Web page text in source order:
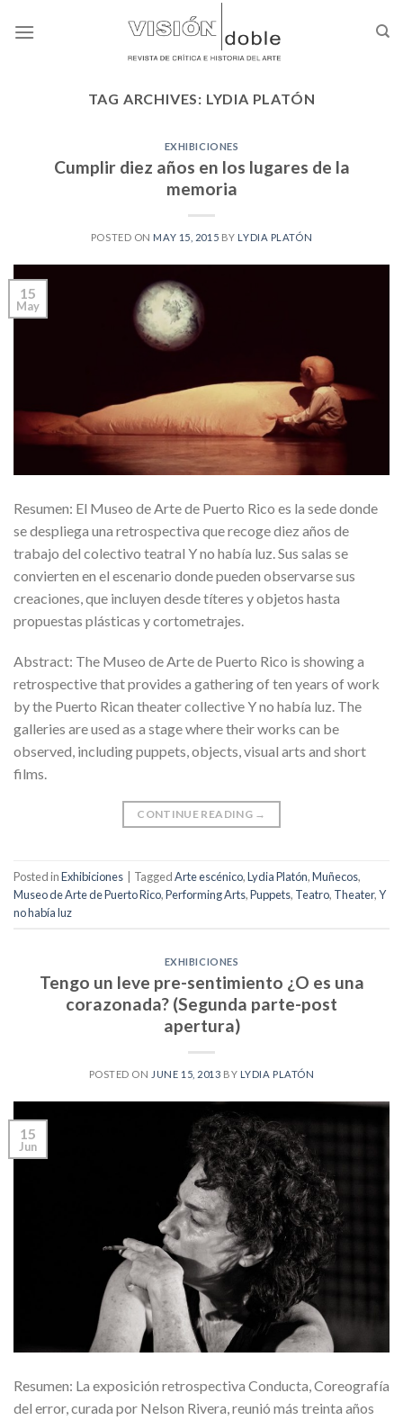
TAG ARCHIVES: LYDIA PLATÓN
EXHIBICIONES
Cumplir diez años en los lugares de la
memoria
POSTED ON MAY 15, 2015 BY LYDIA PLATÓN
15
May
Resumen: El Museo de Arte de Puerto Rico es la sede donde
se despliega una retrospectiva que recoge diez años de
trabajo del colectivo teatral Y no había luz. Sus salas se
convierten en el escenario donde pueden observarse sus
creaciones, que incluyen desde títeres y objetos hasta
propuestas plásticas y cortometrajes.
Abstract: The Museo de Arte de Puerto Rico is showing a
retrospective that provides a gathering of ten years of work
by the Puerto Rican theater collective Y no había luz. The
galleries are used as a stage where their works can be
observed, including puppets, objects, visual arts and short
films.
CONTINUE READING →
Posted inExhibiciones TaggedArte escénico,Lydia Platón,Muñecos,
Museo de Arte de Puerto Rico,Performing Arts,Puppets, Teatro, Theater,Y
no había luz
EXHIBICIONES
Tengo un leve pre-sentimiento ¿O es una
corazonada? (Segunda parte-post
apertura)
POSTED ON JUNE 15, 2013 BY LYDIA PLATÓN
15
Jun
Resumen: La exposición retrospectiva Conducta, Coreografía
del error, curada por Nelson Rivera, reunió más treinta años